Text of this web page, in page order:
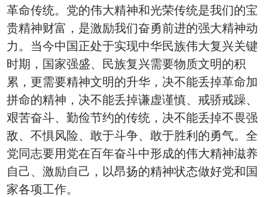
革命传统。党的伟大精神和光荣传统是我们的宝
贵精神财富，是激励我们奋勇前进的强大精神动
力。当今中国正处于实现中华民族伟大复兴关键
时期，国家强盛、民族复兴需要物质文明的积
累，更需要精神文明的升华，决不能丢掉革命加
拼命的精神，决不能丢掉谦虚谨慎、戒骄戒躁、
艰苦奋斗、勤俭节约的传统，决不能丢掉不畏强
敌、不惧风险、敢于斗争、敢于胜利的勇气。全
党同志要用党在百年奋斗中形成的伟大精神滋养
自己、激励自己，以昂扬的精神状态做好党和国
家各项工作。